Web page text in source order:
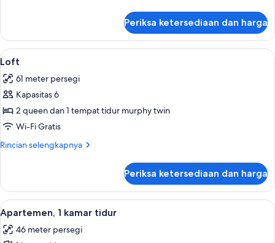
tidur
Sofa,
dapur
Studio,
Tempat
Queen
dengan
tidur
Sofa,
Periksa ketersediaan dan harga
Lihat
semua
foto
untuk
Loft
Loft | Ruang keluarga | Televisi layar
6
Loft
61 meter persegi
Kapasitas 6
2 queen dan 1 tempat tidur murphy twin
Wi-Fi Gratis
Rincian selengkapnya
Rincian
Loft
Periksa ketersediaan dan harga
Lihat
semua
foto
Lemari es besar, microwave, oven,
6
Apartemen, 1 kamar tidur
46 meter persegi